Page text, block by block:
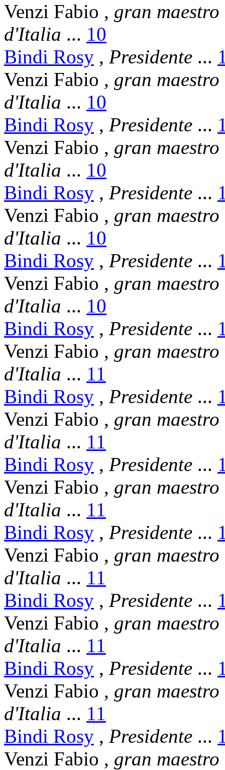
Venzi Fabio , gran
d'Italia ... 10
Bindi Rosy , Presidente ...
Venzi Fabio , gran
d'Italia ... 10
Bindi Rosy , Presidente ...
Venzi Fabio , gran
d'Italia ... 10
Bindi Rosy , Presidente ...
Venzi Fabio , gran
d'Italia ... 10
Bindi Rosy , Presidente ...
Venzi Fabio , gran
d'Italia ... 10
Bindi Rosy , Presidente ...
Venzi Fabio , gran
d'Italia ... 11
Bindi Rosy , Presidente ...
Venzi Fabio , gran
d'Italia ... 11
Bindi Rosy , Presidente ...
Venzi Fabio , gran
d'Italia ... 11
Bindi Rosy , Presidente ...
Venzi Fabio , gran
d'Italia ... 11
Bindi Rosy , Presidente ...
Venzi Fabio , gran
d'Italia ... 11
Bindi Rosy , Presidente ...
Venzi Fabio , gran
d'Italia ... 11
Bindi Rosy , Presidente ...
Venzi Fabio , gran